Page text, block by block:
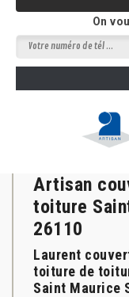
On
Artisan
toiture
26110
Laurent
toiture de
Saint Maurice